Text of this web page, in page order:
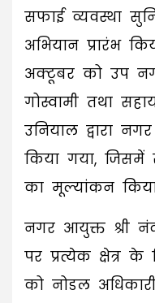
सफाई व्यवस्था
अभियान प्रारंभ
अक्टूबर को उप
गोस्वामी तथा
उनियाल द्वारा
किया गया, जिसमें
का मूल्यांकन
नगर आयुक्त श्री
पर प्रत्येक क्षेत्र
को नोडल